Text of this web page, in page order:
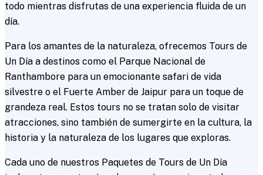
todo mientras disfrutas de una experiencia fluida de un
día.
Para los amantes de la naturaleza, ofrecemos Tours de
Un Día a destinos como el Parque Nacional de
Ranthambore para un emocionante safari de vida
silvestre o el Fuerte Amber de Jaipur para un toque de
grandeza real. Estos tours no se tratan solo de visitar
atracciones, sino también de sumergirte en la cultura, la
historia y la naturaleza de los lugares que exploras.
Cada uno de nuestros Paquetes de Tours de Un Día